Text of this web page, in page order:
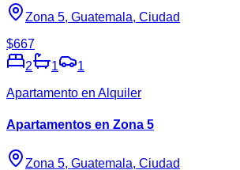
Zona 5, Guatemala, Ciudad
$667
2
1
1
Apartamento en Alquiler
Apartamentos en Zona 5
Zona 5, Guatemala, Ciudad